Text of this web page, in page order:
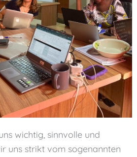
wichtig, sinnvolle und
uns strikt vom sogenannten